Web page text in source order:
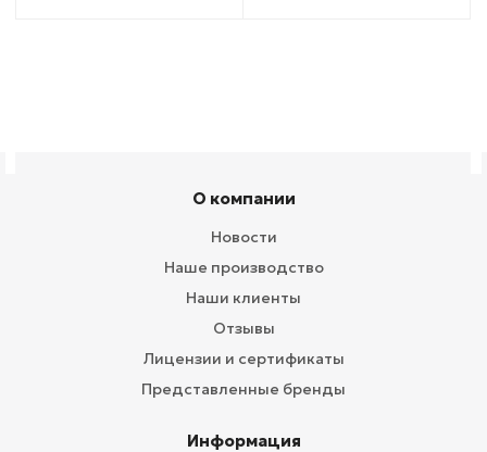
О компании
Новости
Наше производство
Наши клиенты
Отзывы
Лицензии и сертификаты
Представленные бренды
Информация